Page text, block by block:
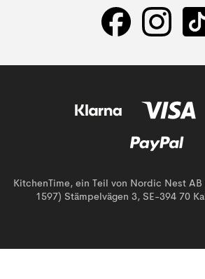
KitchenTime, ein Teil von Nordic Nest
1597) Stämpelvägen 3, SE-394 70